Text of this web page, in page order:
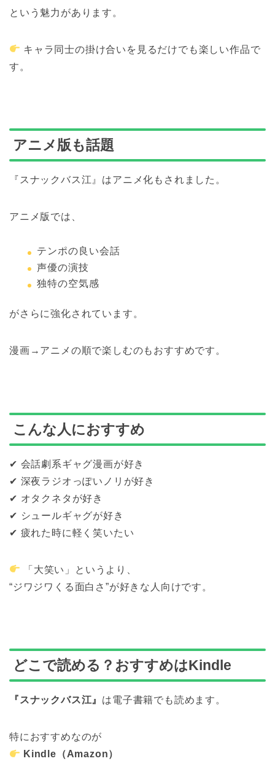
という魅力があります。
キャラ同士の掛け合いを見るだけでも楽しい作品で
す。
アニメ版も話題
『スナックバス江』はアニメ化もされました。
アニメ版では、
テンポの良い会話
声優の演技
独特の空気感
がさらに強化されています。
漫画→アニメの順で楽しむのもおすすめです。
こんな人におすすめ
✔ 会話劇系ギャグ漫画が好き
✔ 深夜ラジオっぽいノリが好き
✔ オタクネタが好き
✔ シュールギャグが好き
✔ 疲れた時に軽く笑いたい
「大笑い」というより、
“ジワジワくる面白さ”が好きな人向けです。
どこで読める？おすすめはKindle
『スナックバス江』 は電子書籍でも読めます。
特におすすめなのが
Kindle（Amazon）